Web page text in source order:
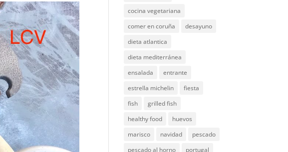
cocina vegetariana
comer en coruña
desayuno
dieta atlantica
dieta mediterránea
ensalada
entrante
estrella michelin
fiesta
fish
grilled fish
healthy food
huevos
marisco
navidad
pescado
pescado al horno
portugal